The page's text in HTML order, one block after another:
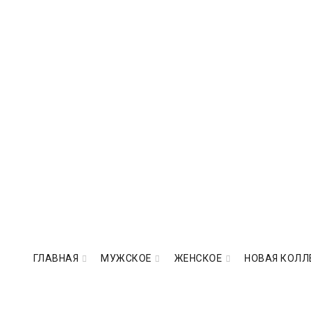
ГЛАВНАЯ МУЖСКОЕ ЖЕНСКОЕ НОВАЯ